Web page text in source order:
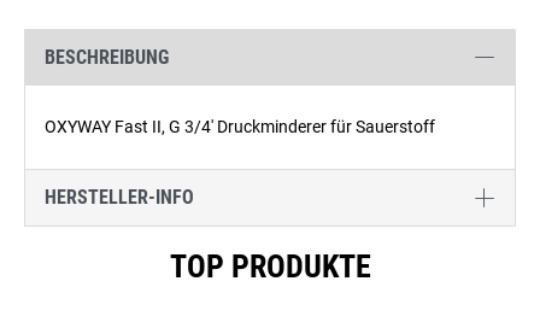
BESCHREIBUNG
OXYWAY Fast II, G 3/4' Druckminderer für Sauerstoff
HERSTELLER-INFO
TOP PRODUKTE